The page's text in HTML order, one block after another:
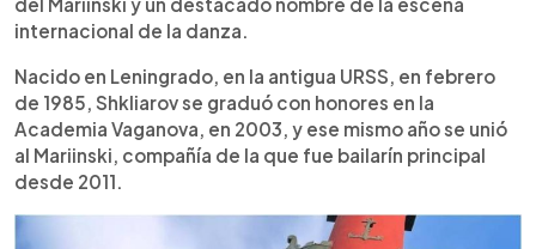
internacional de la danza.
Nacido en Leningrado, en la antigua URSS, en febrero
de 1985, Shkliarov se graduó con honores en la
Academia Vaganova, en 2003, y ese mismo año se unió
al Mariinski, compañía de la que fue bailarín principal
desde 2011.